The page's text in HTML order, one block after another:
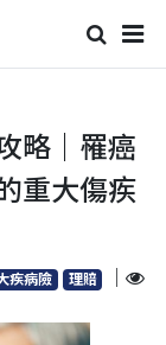
略｜罹癌
重大傷疾
疾病險 理賠
｜